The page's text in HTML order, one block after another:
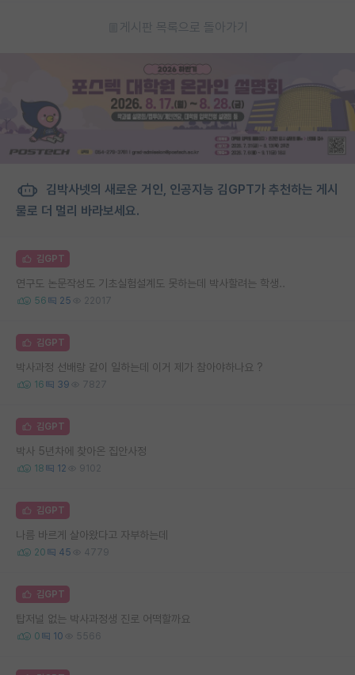
게시판 목록으로 돌아가기
김박사넷의 새로운 거인, 인공지능 김GPT가 추천하는 게시
물로 더 멀리 바라보세요.
김GPT
연구도 논문작성도 기초실험설계도 못하는데 박사할려는 학생..
56 25 22017
김GPT
박사과정 선배랑 같이 일하는데 이거 제가 참아야하나요 ?
16 39 7827
김GPT
박사 5년차에 찾아온 집안사정
18 12 9102
김GPT
나름 바르게 살아왔다고 자부하는데
20 45 4779
김GPT
탑저널 없는 박사과정생 진로 어떡할까요
0 10 5566